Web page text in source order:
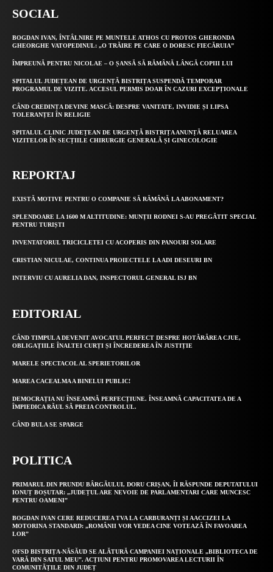
SOCIAL
BOGDAN IVAN, ÎNTÂLNIRE PE MUNTELE ATHOS CU PROTOS GHERONDA
GHEORGHE VATOPEDINUL: „O TRĂIRE PE CARE O DORESC FIECĂRUIA”
ÎMPREUNĂ PENTRU NICOLAE – O ȘANSĂ SĂ RĂMÂNĂ LÂNGĂ COPIII LUI
SPITALUL JUDEȚEAN DE URGENȚĂ BISTRIȚA SUSPENDĂ TEMPORAR
PROGRAMUL DE VIZITE. ACCESUL PERMIS DOAR ÎN CAZURI EXCEPȚIONALE
CÂND CREDINȚA DEVINE MASCĂ: DESPRE VANITATE, INVIDIE ȘI LIPSA
TOLERANȚEI ÎN RELIGIE
SPITALUL CLINIC JUDEȚEAN DE URGENȚĂ BISTRIȚA ANUNȚĂ RELUAREA
VIZITELOR ÎN SECȚIILE CHIRURGIE GENERALĂ ȘI GINECOLOGIE
REPORTAJ
EXISTĂ MOTIVE PENTRU O COMPANIE SĂ RĂMÂNĂ LA ABONAMENT?
SPLENDOARE LA 1600 M ALTITUDINE: MUNȚII RODNEI S-AU PREGĂTIT SPECIAL
PENTRU TURIȘTI
INVENTATORUL TRICICLETEI CU ACOPERIS DIN PANOURI SOLARE
CRISTIAN NICULAE, CONTINUA PROIECTELE LA ADI DESEURI BN
INTERVIU CU AURELIA DAN, INSPECTORUL GENERAL ISJ BN
EDITORIAL
CÂND TIMPUL A DEVENIT AVOCATUL PERFECT DESPRE HOTĂRÂREA CJUE,
OBLIGAȚIILE ÎNALTEI CURȚI ȘI ÎNCREDEREA ÎN JUSTIȚIE
MARELE SPECTACOL AL SPERIETORILOR
MAREA CACEALMA A BINELUI PUBLIC!
DEMOCRAȚIA NU ÎNSEAMNĂ PERFECȚIUNE. ÎNSEAMNĂ CAPACITATEA DE A
ÎMPIEDICA RĂUL SĂ PREIA CONTROLUL.
CÂND BULA SE SPARGE
POLITICA
PRIMARUL DIN PRUNDU BÂRGĂULUI, DORU CRIȘAN, ÎI RĂSPUNDE DEPUTATULUI
IONUȚ BOȘUTAR: „JUDEȚUL ARE NEVOIE DE PARLAMENTARI CARE MUNCESC
PENTRU OAMENI”
BOGDAN IVAN CERE REDUCEREA TVA LA CARBURANȚI ȘI AACCIZEI LA
MOTORINA STANDARD: „ROMÂNII VOR VEDEA CINE VOTEAZĂ ÎN FAVOAREA
LOR”
OFSD BISTRIȚA-NĂSĂUD SE ALĂTURĂ CAMPANIEI NAȚIONALE „BIBLIOTECA DE
VARĂ DIN SATUL MEU”. ACȚIUNI PENTRU PROMOVAREA LECTURII ÎN
COMUNITĂȚILE DIN JUDEȚ